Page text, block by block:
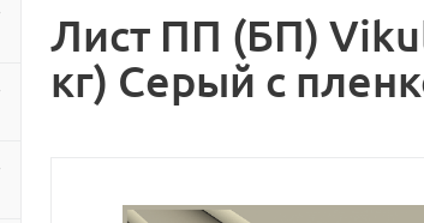
Лист ПП (БП)
кг) Серый с